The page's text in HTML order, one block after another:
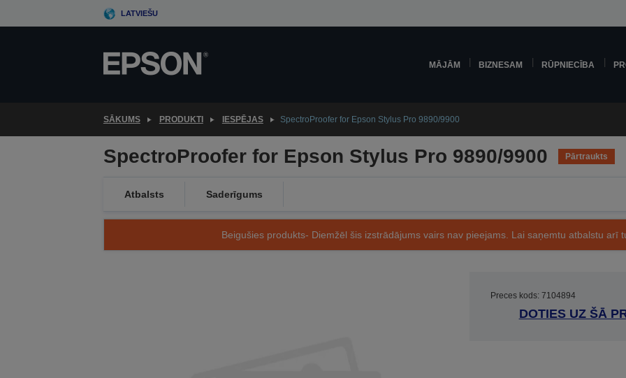
to
LATVIEŠU
MĀJĀM BIZNESAM RŪPNIECĪBA
SĀKUMS PRODUKTI IESPĒJAS SpectroProofer for Epson Stylus Pro 9890/9900
SpectroProofer for Epson Stylus Pro 9890/9900 Pārtraukts
Atbalsts Saderīgums
Beigušies produkts- Diemžēl šis izstrādājums vairs nav pieejams. Lai saņemtu atbalstu arī
Preces kods: 7104894
DOTIES UZ ŠĀ